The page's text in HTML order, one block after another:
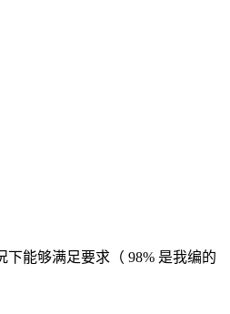
下能够满足要求（ 98% 是我编的